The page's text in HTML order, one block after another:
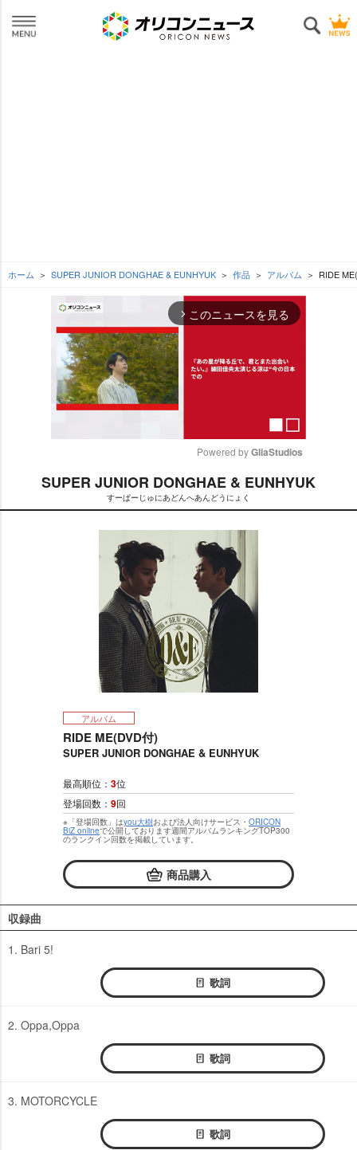
ホーム SUPER JUNIOR DONGHAE & EUNHYUK 作品 アルバム RIDE
arrow_forward_ios このニュースを見る
M
t
e
Powered by GliaStudios
SUPER JUNIOR DONGHAE & EUNHYUK
すーぱーじゅにあどんへあんどうにょく
アルバム
RIDE ME(DVD付)
SUPER JUNIOR DONGHAE & EUNHYUK
最高順位： 3位
登場回数： 9回
※「登場回数」はyou大樹および法人向けサービス・ ORICON
BiZ onlineで公開しております週間アルバムランキングTOP300
のランクイン回数を掲載しています。
商品購入
収録曲
1. Bari 5!
歌詞
2. Oppa,Oppa
歌詞
3. MOTORCYCLE
歌詞